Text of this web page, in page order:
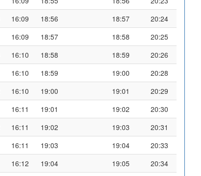
16:09 18:56 18:57
20:24
16:09 18:57 18:58
20:25
16:10 18:58 18:59
20:26
16:10 18:59 19:00
20:28
16:10 19:00 19:01
20:29
16:11 19:01 19:02
20:30
16:11 19:02 19:03
20:31
16:11 19:03 19:04
20:33
16:12 19:04 19:05
20:34